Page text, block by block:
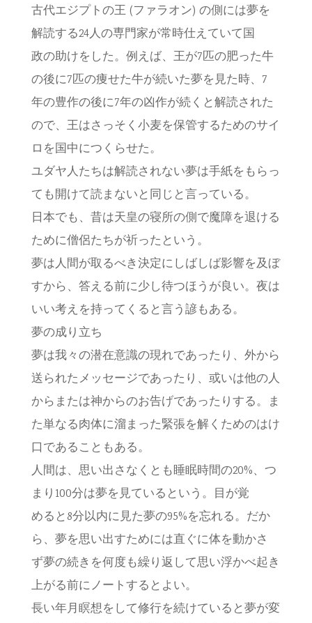
古代エジプトの王 (ファラオン) の側には夢を
解読する24人の専門家が常時仕えていて国
政の助けをした。例えば、王が7匹の肥った牛
の後に7匹の痩せた牛が続いた夢を見た時、7
年の豊作の後に7年の凶作が続くと解読された
ので、王はさっそく小麦を保管するためのサイ
ロを国中につくらせた。
ユダヤ人たちは解読されない夢は手紙をもらっ
ても開けて読まないと同じと言っている。
日本でも、昔は天皇の寝所の側で魔障を退ける
ために僧侶たちが祈ったという。
夢は人間が取るべき決定にしばしば影響を及ぼ
すから、答える前に少し待つほうが良い。夜は
いい考えを持ってくると言う諺もある。
夢の成り立ち
夢は我々の潜在意識の現れであったり、外から
送られたメッセージであったり、或いは他の人
からまたは神からのお告げであったりする。ま
た単なる肉体に溜まった緊張を解くためのはけ
口であることもある。
人間は、思い出さなくとも睡眠時間の20%、つ
まり100分は夢を見ているという。目が覚
めると8分以内に見た夢の95%を忘れる。だか
ら、夢を思い出すためには直ぐに体を動かさ
ず夢の続きを何度も繰り返して思い浮かべ起き
上がる前にノートするとよい。
長い年月瞑想をして修行を続けていると夢が変